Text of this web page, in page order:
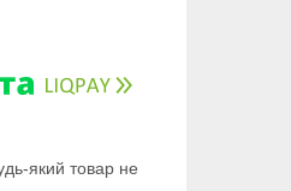
який товар не